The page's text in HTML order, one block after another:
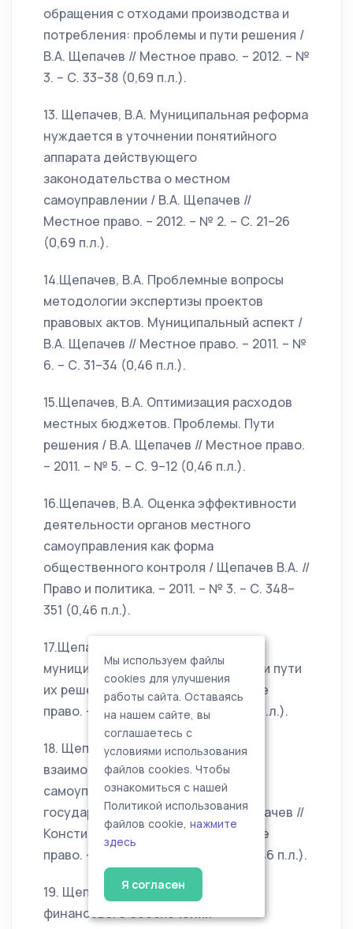
обращения с отходами производства и
потребления: проблемы и пути решения /
В.А. Щепачев // Местное право. – 2012. – №
3. – С. 33–38 (0,69 п.л.).
13. Щепачев, В.А. Муниципальная реформа
нуждается в уточнении понятийного
аппарата действующего
законодательства о местном
самоуправлении / В.А. Щепачев //
Местное право. – 2012. – № 2. – С. 21–26
(0,69 п.л.).
14.Щепачев, В.А. Проблемные вопросы
методологии экспертизы проектов
правовых актов. Муниципальный аспект /
В.А. Щепачев // Местное право. – 2011. – №
6. – С. 31–34 (0,46 п.л.).
15.Щепачев, В.А. Оптимизация расходов
местных бюджетов. Проблемы. Пути
решения / В.А. Щепачев // Местное право.
– 2011. – № 5. – С. 9–12 (0,46 п.л.).
16.Щепачев, В.А. Оценка эффективности
деятельности органов местного
самоуправления как форма
общественного контроля / Щепачев В.А. //
Право и политика. – 2011. – № 3. – С. 348–
351 (0,46 п.л.).
17.Щепачев, В.А. Проблемы
муниципального правотворчества и пути
их решения / В. Щепачев // Местное
право. – 2011. – № 2. – С. 9–12 (0,46 п.л.).
18. Щепачев, В.А. О формах
взаимодействия органов местного
самоуправления и органов
государственной власти / В.А. Щепачев //
Конституционное и муниципальное
право. – 2010. – № 12. – С. 45–48 (0,46 п.л.).
19. Щепачев, В.А. О проблемах
финансового обеспечения
Мы используем файлы
cookies для улучшения
работы сайта. Оставаясь
на нашем сайте, вы
соглашаетесь с
условиями использования
файлов cookies. Чтобы
ознакомиться с нашей
Политикой использования
файлов cookie, нажмите
здесь
Я согласен